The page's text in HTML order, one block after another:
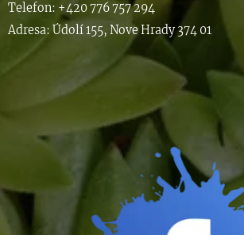
Telefon: +420 776 757 294
Adresa: Údolí 155, Nove Hrady 374 01